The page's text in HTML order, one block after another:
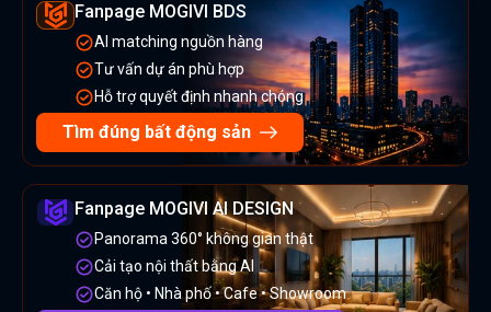
Fanpage MOGIVI BDS
AI matching nguồn hàng
Tư vấn dự án phù hợp
Hỗ trợ quyết định nhanh chóng
Tìm đúng bất động sản
Fanpage MOGIVI AI DESIGN
Panorama 360° không gian thật
Cải tạo nội thất bằng AI
Căn hộ • Nhà phố • Cafe • Showroom